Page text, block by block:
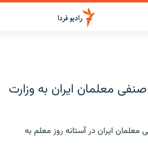
معلمان ايران به وزارت
ايران در آستانه روز معلم به